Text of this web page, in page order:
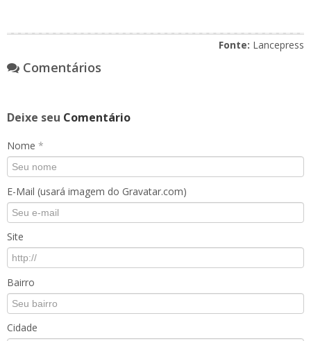
Fonte: Lancepress
Comentários
Deixe seu Comentário
Nome *
E-Mail (usará imagem do Gravatar.com)
Site
Bairro
Cidade